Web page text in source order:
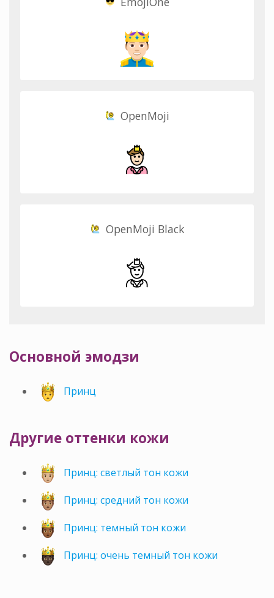
OpenMoji
OpenMoji Black
Основной эмодзи
Принц
Другие оттенки кожи
Принц: светлый тон кожи
Принц: средний тон кожи
Принц: темный тон кожи
Принц: очень темный тон кожи